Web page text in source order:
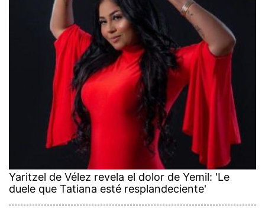
Yaritzel de Vélez revela el dolor de Yemil: 'Le
duele que Tatiana esté resplandeciente'